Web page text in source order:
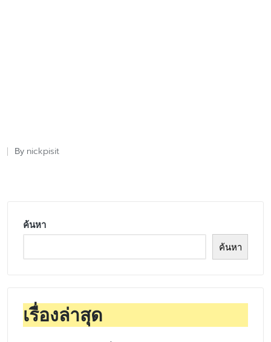
Posted
By nickpisit
ค้นหา
ค้นหา
เรื่องล่าสุด